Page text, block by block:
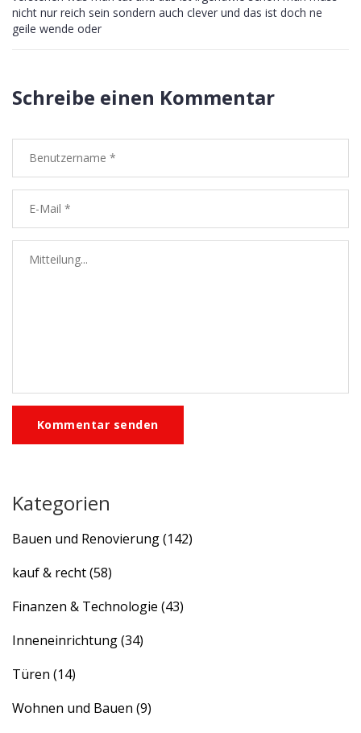
nicht nur reich sein sondern auch clever und das ist doch ne
geile wende oder
Schreibe einen Kommentar
Kommentar senden
Kategorien
Bauen und Renovierung(142)
kauf & recht(58)
Finanzen & Technologie (43)
Inneneinrichtung(34)
Türen (14)
Wohnen und Bauen (9)